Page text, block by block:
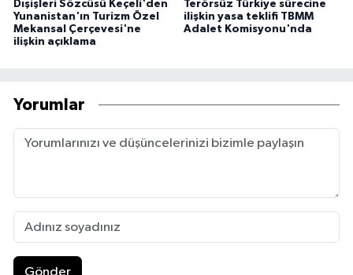
Dışişleri Sözcüsü Keçeli'den
Yunanistan'ın Turizm Özel
Mekansal Çerçevesi'ne
ilişkin açıklama
Terörsüz Türkiye sürecine
ilişkin yasa teklifi TBMM
Adalet Komisyonu'nda
Yorumlar
Gönder